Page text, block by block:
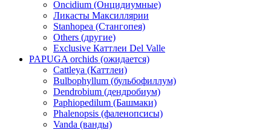
Oncidium (Онцидиумные)
Ликасты Максиллярии
Stanhopea (Стангопея)
Others (другие)
Exclusive Каттлеи Del Valle
PAPUGA orchids (ожидается)
Cattleya (Каттлеи)
Bulbophyllum (бульбофиллум)
Dendrobium (дендробиум)
Paphiopedilum (Башмаки)
Phalenopsis (фаленопсисы)
Vanda (ванды)